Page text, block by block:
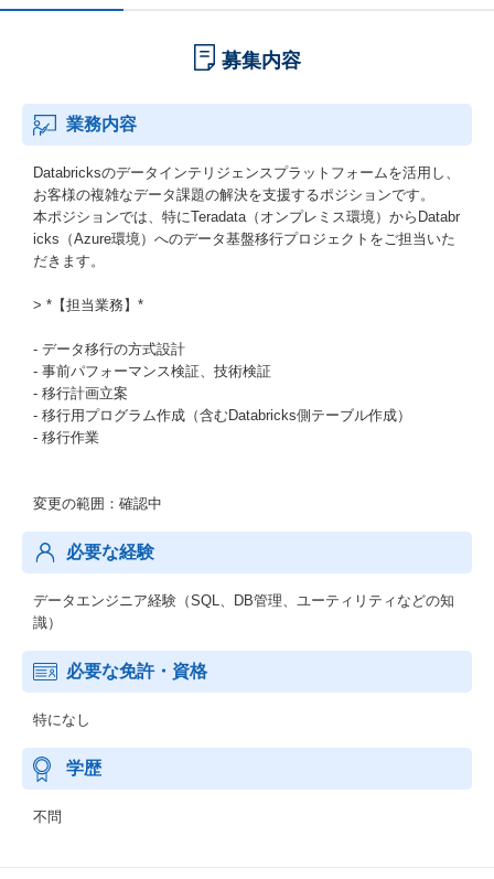
募集内容
業務内容
Databricksのデータインテリジェンスプラットフォームを活用し、
お客様の複雑なデータ課題の解決を支援するポジションです。
本ポジションでは、特にTeradata（オンプレミス環境）からDatabr
icks（Azure環境）へのデータ基盤移行プロジェクトをご担当いた
だきます。
> *【担当業務】*
- データ移行の方式設計
- 事前パフォーマンス検証、技術検証
- 移行計画立案
- 移行用プログラム作成（含むDatabricks側テーブル作成）
- 移行作業
変更の範囲：確認中
必要な経験
データエンジニア経験（SQL、DB管理、ユーティリティなどの知
識）
必要な免許・資格
特になし
学歴
不問